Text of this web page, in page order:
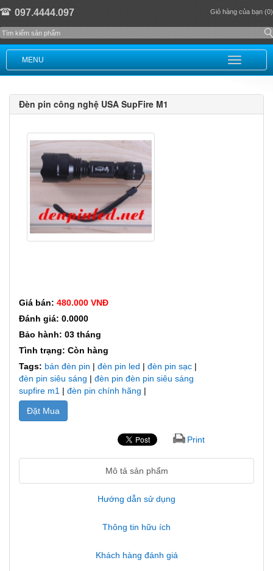
097.4444.097 Giỏ hàng của bạn (0)
MENU
Đèn pin công nghệ USA SupFire M1
Giá bán: 480.000 VNĐ
Đánh giá: 0.0000
Bảo hành: 03 tháng
Tình trạng: Còn hàng
Tags: bán đèn pin | đèn pin led | đèn pin sạc |
đèn pin siêu sáng | đèn pin đèn pin siêu sáng
supfire m1 | đèn pin chính hãng |
Đặt Mua
Print
Mô tả sản phẩm
Hướng dẫn sử dụng
Thông tin hữu ích
Khách hàng đánh giá